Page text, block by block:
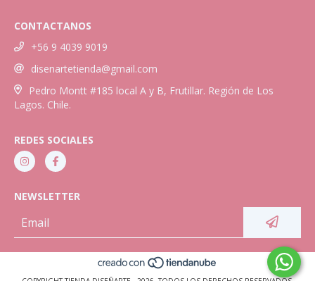
CONTACTANOS
+56 9 4039 9019
disenartetienda@gmail.com
Pedro Montt #185 local A y B, Frutillar. Región de Los
Lagos. Chile.
REDES SOCIALES
NEWSLETTER